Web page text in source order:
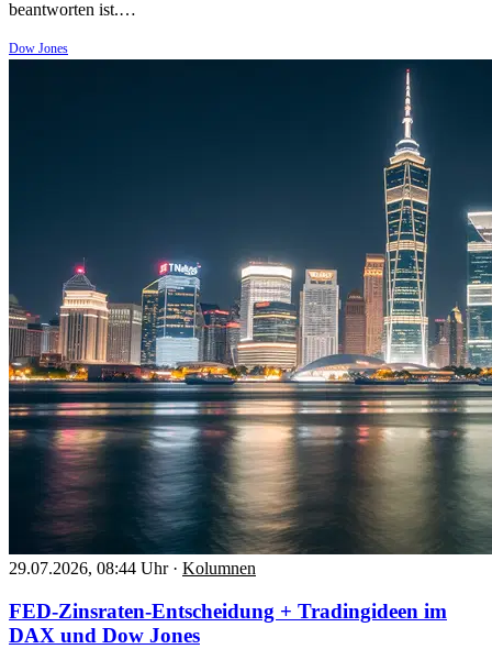
beantworten ist.…
Dow Jones
29.07.2026, 08:44 Uhr · Kolumnen
FED-Zinsraten-Entscheidung + Tradingideen im
DAX und Dow Jones